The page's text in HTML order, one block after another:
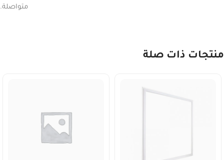
متواصلة.
منتجات ذات صلة